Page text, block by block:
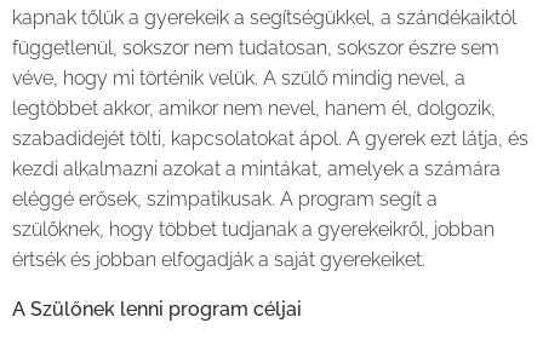
kapnak tőlük a gyerekeik a segítségükkel, a szándékaiktól
függetlenül, sokszor nem tudatosan, sokszor észre sem
véve, hogy mi történik velük. A szülő mindig nevel, a
legtöbbet akkor, amikor nem nevel, hanem él, dolgozik,
szabadidejét tölti, kapcsolatokat ápol. A gyerek ezt látja, és
kezdi alkalmazni azokat a mintákat, amelyek a számára
eléggé erősek, szimpatikusak. A program segít a
szülőknek, hogy többet tudjanak a gyerekeikről, jobban
értsék és jobban elfogadják a saját gyerekeiket.
A Szülőnek lenni program céljai